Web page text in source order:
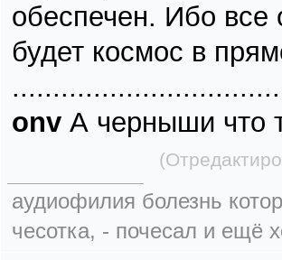
обеспечен. Ибо все
будет космос в
onv А черныши что
аудиофилия болезнь
чесотка, - почесал и ещё